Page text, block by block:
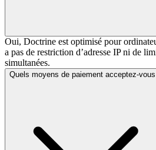
Oui, Doctrine est optimisé pour
a pas de restriction d’adresse IP ni de
simultanées.
Quels moyens de paiement acceptez-